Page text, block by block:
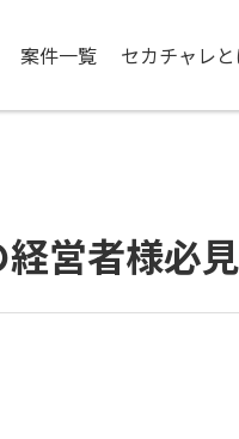
案件一覧 セカチャレ
経営者様